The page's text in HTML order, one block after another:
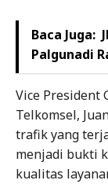
Baca Juga:
Palgunadi
Vice President
Telkomsel,
trafik yang
menjadi bukti
kualitas